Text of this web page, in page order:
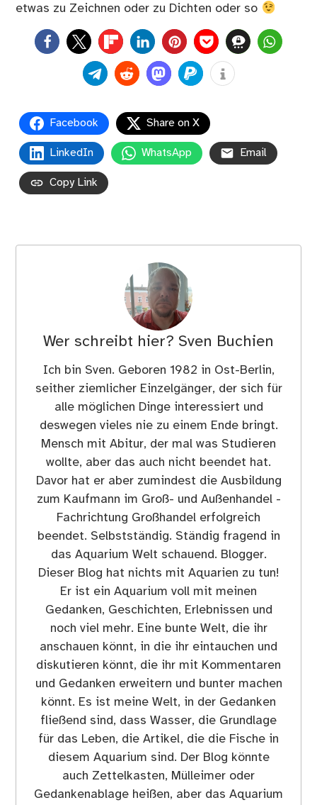
etwas zu Zeichnen oder zu Dichten oder so
0
Facebook Share on X
LinkedIn WhatsApp Email
Copy Link
Wer schreibt hier? Sven Buchien
Ich bin Sven. Geboren 1982 in Ost-Berlin,
seither ziemlicher Einzelgänger, der sich für
alle möglichen Dinge interessiert und
deswegen vieles nie zu einem Ende bringt.
Mensch mit Abitur, der mal was Studieren
wollte, aber das auch nicht beendet hat.
Davor hat er aber zumindest die Ausbildung
zum Kaufmann im Groß- und Außenhandel -
Fachrichtung Großhandel erfolgreich
beendet. Selbstständig. Ständig fragend in
das Aquarium Welt schauend. Blogger.
Dieser Blog hat nichts mit Aquarien zu tun!
Er ist ein Aquarium voll mit meinen
Gedanken, Geschichten, Erlebnissen und
noch viel mehr. Eine bunte Welt, die ihr
anschauen könnt, in die ihr eintauchen und
diskutieren könnt, die ihr mit Kommentaren
und Gedanken erweitern und bunter machen
könnt. Es ist meine Welt, in der Gedanken
fließend sind, dass Wasser, die Grundlage
für das Leben, die Artikel, die die Fische in
diesem Aquarium sind. Der Blog könnte
auch Zettelkasten, Mülleimer oder
Gedankenablage heißen, aber das Aquarium